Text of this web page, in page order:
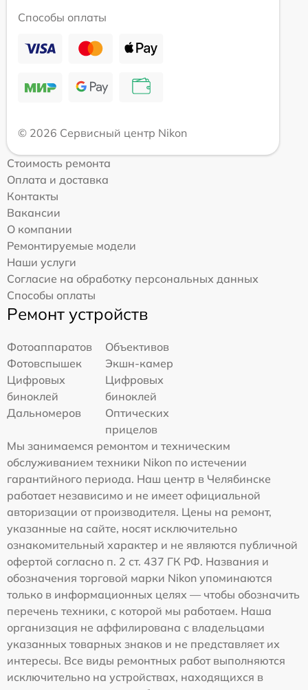
Способы оплаты
© 2026 Сервисный центр Nikon
Стоимость ремонта
Оплата и доставка
Контакты
Вакансии
О компании
Ремонтируемые модели
Наши услуги
Согласие на обработку персональных данных
Способы оплаты
Ремонт устройств
Фотоаппаратов
Объективов
Фотовспышек
Экшн-камер
Цифровых
биноклей
Цифровых
биноклей
Дальномеров
Оптических
прицелов
Мы занимаемся ремонтом и техническим
обслуживанием техники Nikon по истечении
гарантийного периода. Наш центр в Челябинске
работает независимо и не имеет официальной
авторизации от производителя. Цены на ремонт,
указанные на сайте, носят исключительно
ознакомительный характер и не являются публичной
офертой согласно п. 2 ст. 437 ГК РФ. Названия и
обозначения торговой марки Nikon упоминаются
только в информационных целях — чтобы обозначить
перечень техники, с которой мы работаем. Наша
организация не аффилирована с владельцами
указанных товарных знаков и не представляет их
интересы. Все виды ремонтных работ выполняются
исключительно на устройствах, находящихся в